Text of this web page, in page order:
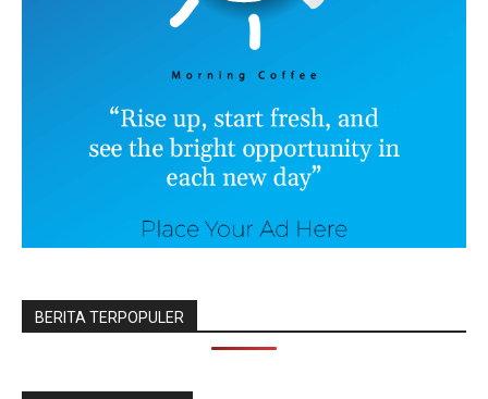
BERITA TERPOPULER